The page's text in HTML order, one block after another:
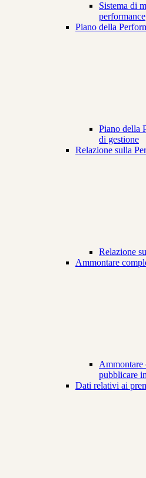
Sistema di
performance
Piano della
Piano della
di gestione
Relazione sulla
Relazione
Ammontare
Ammontare
pubblicare
Dati relativi ai